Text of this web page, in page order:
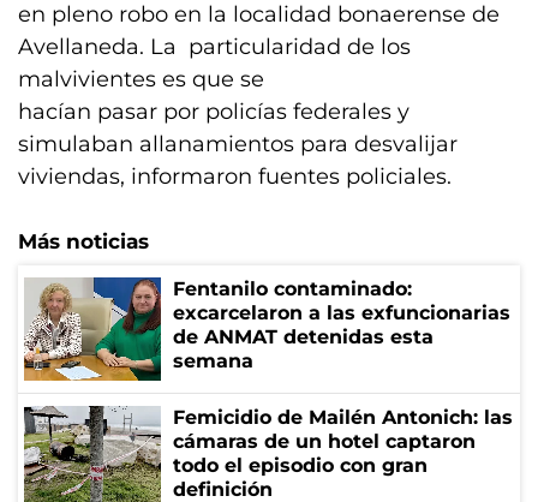
en pleno robo en la localidad bonaerense de
Avellaneda. La particularidad de los
malvivientes es que se
hacían pasar por policías federales y
simulaban allanamientos para desvalijar
viviendas, informaron fuentes policiales.
Más noticias
Fentanilo contaminado:
excarcelaron a las exfuncionarias
de ANMAT detenidas esta
semana
Femicidio de Mailén Antonich: las
cámaras de un hotel captaron
todo el episodio con gran
definición